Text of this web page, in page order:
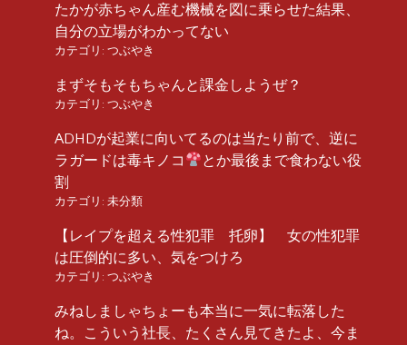
たかが赤ちゃん産む機械を図に乗らせた結果、
自分の立場がわかってない
カテゴリ: つぶやき
まずそもそもちゃんと課金しようぜ？
カテゴリ: つぶやき
ADHDが起業に向いてるのは当たり前で、逆に
ラガードは毒キノコ
とか最後まで食わない役
割
カテゴリ: 未分類
【レイプを超える性犯罪 托卵】 女の性犯罪
は圧倒的に多い、気をつけろ
カテゴリ: つぶやき
みねしましゃちょーも本当に一気に転落した
ね。こういう社長、たくさん見てきたよ、今ま